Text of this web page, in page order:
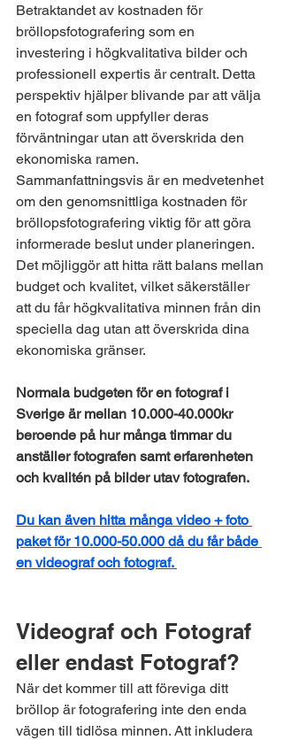
Betraktandet av kostnaden för
bröllopsfotografering som en
investering i högkvalitativa bilder och
professionell expertis är centralt. Detta
perspektiv hjälper blivande par att välja
en fotograf som uppfyller deras
förväntningar utan att överskrida den
ekonomiska ramen.
Sammanfattningsvis är en medvetenhet
om den genomsnittliga kostnaden för
bröllopsfotografering viktig för att göra
informerade beslut under planeringen.
Det möjliggör att hitta rätt balans mellan
budget och kvalitet, vilket säkerställer
att du får högkvalitativa minnen från din
speciella dag utan att överskrida dina
ekonomiska gränser.
Normala budgeten för en fotograf i
Sverige är mellan 10.000-40.000kr
beroende på hur många timmar du
anställer fotografen samt erfarenheten
och kvalitén på bilder utav fotografen.
Du kan även hitta många video + foto
paket för 10.000-50.000 då du får både
en videograf och fotograf.
Videograf och Fotograf
eller endast Fotograf?
När det kommer till att föreviga ditt
bröllop är fotografering inte den enda
vägen till tidlösa minnen. Att inkludera